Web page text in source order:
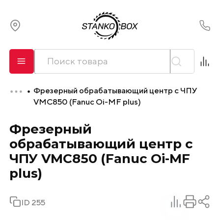
О компании
Сервис
Оплата и лизинг
Контакты
Фрезерный обрабатывающий центр с ЧПУ
VMC850 (Fanuc Oi-MF plus)
Фрезерный
обрабатывающий центр с
ЧПУ VMC850 (Fanuc Oi-MF
plus)
ID 255